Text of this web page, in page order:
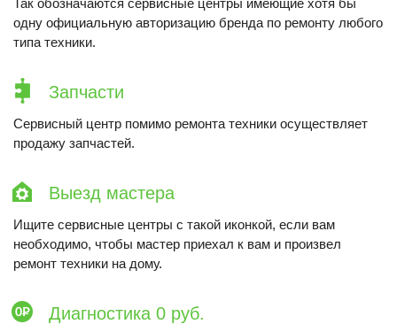
Так обозначаются сервисные центры имеющие хотя бы
одну официальную авторизацию бренда по ремонту любого
типа техники.
Запчасти
Сервисный центр помимо ремонта техники осуществляет
продажу запчастей.
Выезд мастера
Ищите сервисные центры с такой иконкой, если вам
необходимо, чтобы мастер приехал к вам и произвел
ремонт техники на дому.
Диагностика 0 руб.